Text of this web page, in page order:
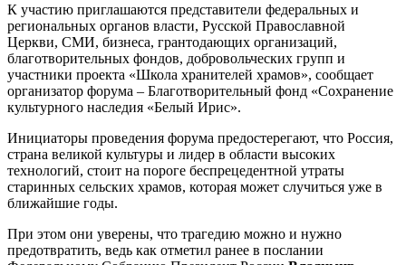
К участию приглашаются представители федеральных и
региональных органов власти, Русской Православной
Церкви, СМИ, бизнеса, грантодающих организаций,
благотворительных фондов, добровольческих групп и
участники проекта «Школа хранителей храмов», сообщает
организатор форума – Благотворительный фонд «Сохранение
культурного наследия «Белый Ирис».
Инициаторы проведения форума предостерегают, что Россия,
страна великой культуры и лидер в области высоких
технологий, стоит на пороге беспрецедентной утраты
старинных сельских храмов, которая может случиться уже в
ближайшие годы.
При этом они уверены, что трагедию можно и нужно
предотвратить, ведь как отметил ранее в послании